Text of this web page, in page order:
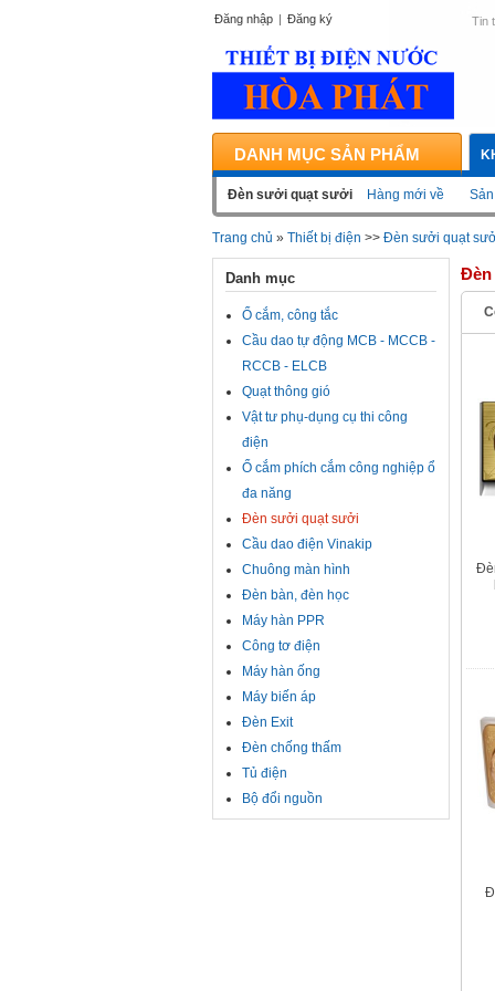
Đăng nhập | Đăng ký Tin
DANH MỤC SẢN PHẨM
Đèn sưởi quạt sưởi Hàng mới về
Trang chủ » Thiết bị điện >> Đèn sưởi quạt
Danh mục
Ổ cắm, công tắc
Cầu dao tự động MCB - MCCB -
RCCB - ELCB
Quạt thông gió
Vật tư phụ-dụng cụ thi công
điện
Ổ cắm phích cắm công nghiệp ổ
đa năng
Đèn sưởi quạt sưởi
Cầu dao điện Vinakip
Chuông màn hình
Đèn bàn, đèn học
Máy hàn PPR
Công tơ điện
Máy hàn ống
Máy biến áp
Đèn Exit
Đèn chống thấm
Tủ điện
Bộ đổi nguồn